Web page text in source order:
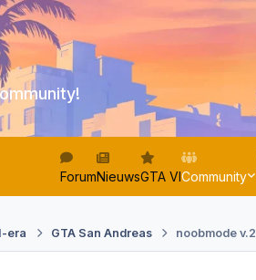
ForumNieuwsGTA VICommunity
era GTA San Andreas noobmode v.2